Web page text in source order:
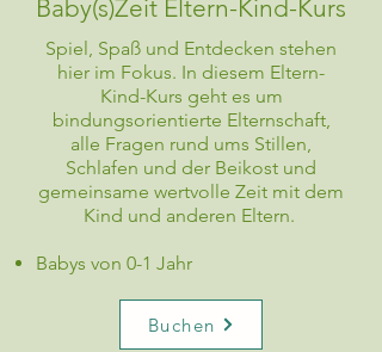
Baby(s)Zeit Eltern-Kind-Kurs
Spiel, Spaß und Entdecken stehen
hier im Fokus. In diesem Eltern-
Kind-Kurs geht es um
bindungsorientierte Elternschaft,
alle Fragen rund ums Stillen,
Schlafen und der Beikost und
gemeinsame wertvolle Zeit mit dem
Kind und anderen Eltern.
Babys von 0-1 Jahr
Buchen